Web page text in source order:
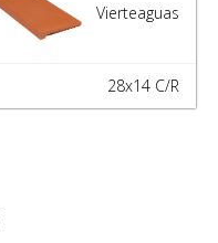
Vierteaguas
28x14 C/R